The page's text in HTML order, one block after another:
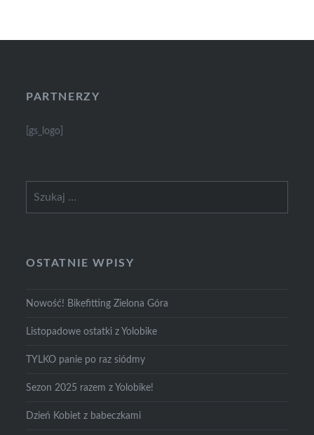
PARTNERZY
[gs_logo]
OSTATNIE WPISY
Nowość! Bikefitting Zielona Góra
Listopadowe ostatki z Yolobike
TYLKO panie po raz siódmy
Sezon 2025 razem z Yolobike!
Dzień Kobiet z babeczkami